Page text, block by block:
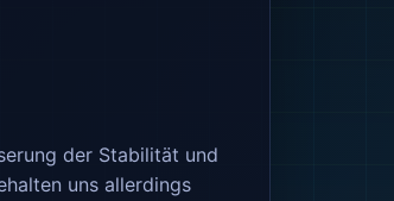
der Stabilität und
uns allerdings